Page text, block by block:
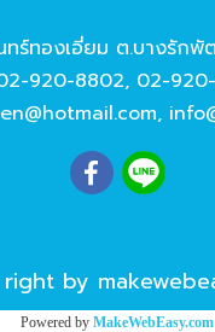
ร์ทองเอี่ยม ต.บางรักพั
920-8802, 02-
,
by
Powered by MakeWebEasy.com